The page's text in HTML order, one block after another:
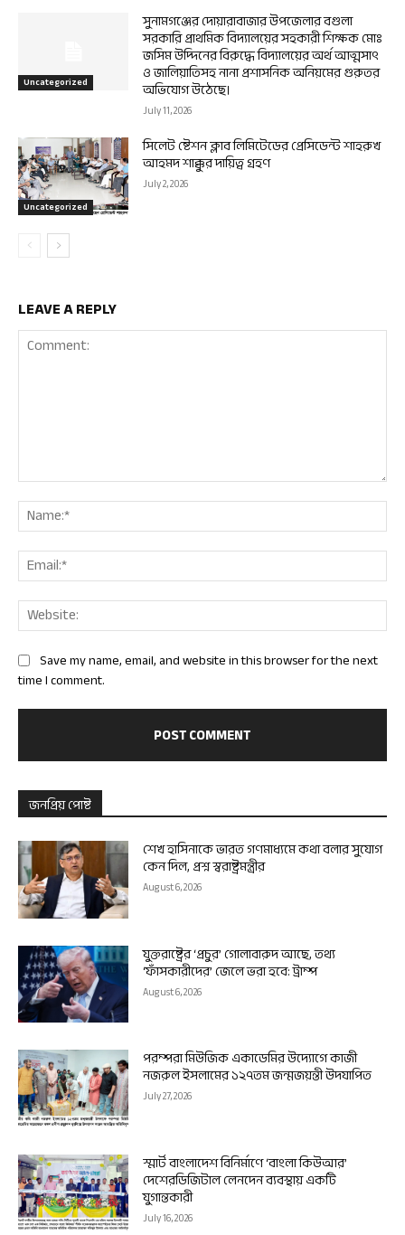
Uncategorized
সুনামগঞ্জের দোয়ারাবাজার উপজেলার বগুলা
সরকারি প্রাথমিক বিদ্যালয়ের সহকারী শিক্ষক মোঃ
জসিম উদ্দিনের বিরুদ্ধে বিদ্যালয়ের অর্থ আত্মসাৎ
ও জালিয়াতিসহ নানা প্রশাসনিক অনিয়মের গুরুতর
অভিযোগ উঠেছে।
July 11, 2026
Uncategorized
সিলেট ষ্টেশন ক্লাব লিমিটেডের প্রেসিডেন্ট শাহরুখ
আহমদ শাক্কুর দায়িত্ব গ্রহণ
July 2, 2026
LEAVE A REPLY
Save my name, email, and website in this browser for the next
time I comment.
জনপ্রিয় পোষ্ট
শেখ হাসিনাকে ভারত গণমাধ্যমে কথা বলার সুযোগ
কেন দিল, প্রশ্ন স্বরাষ্ট্রমন্ত্রীর
August 6, 2026
যুক্তরাষ্ট্রের ‘প্রচুর’ গোলাবারুদ আছে, তথ্য
‘ফাঁসকারীদের’ জেলে ভরা হবে: ট্রাম্প
August 6, 2026
পরম্পরা মিউজিক একাডেমির উদ্যোগে কাজী
নজরুল ইসলামের ১২৭তম জন্মজয়ন্তী উদযাপিত
July 27, 2026
স্মার্ট বাংলাদেশ বিনির্মাণে ‘বাংলা কিউআর’
দেশেরডিজিটাল লেনদেন ব্যবস্থায় একটি
যুগান্তকারী
July 16, 2026